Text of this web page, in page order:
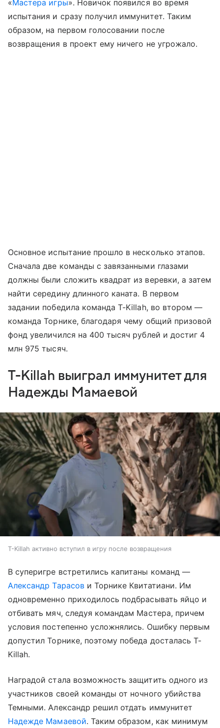
«Мастера игры». Новичок появился во время
испытания и сразу получил иммунитет. Таким
образом, на первом голосовании после
возвращения в проект ему ничего не угрожало.
Основное испытание прошло в несколько этапов.
Сначала две команды с завязанными глазами
должны были сложить квадрат из веревки, а затем
найти середину длинного каната. В первом
задании победила команда T-Killah, во втором —
команда Торнике, благодаря чему общий призовой
фонд увеличился на 400 тысяч рублей и достиг 4
млн 975 тысяч.
T-Killah выиграл иммунитет для
Надежды Мамаевой
T-Killah активно вступил в игру после возвращения
В суперигре встретились капитаны команд —
Александр Тарасови Торнике Квитатиани. Им
одновременно приходилось подбрасывать яйцо и
отбивать мяч, следуя командам Мастера, причем
условия постепенно усложнялись. Ошибку первым
допустил Торнике, поэтому победа досталась T-
Killah.
Наградой стала возможность защитить одного из
участников своей команды от ночного убийства
Темными. Александр решил отдать иммунитет
Надежде Мамаевой. Таким образом, как минимум